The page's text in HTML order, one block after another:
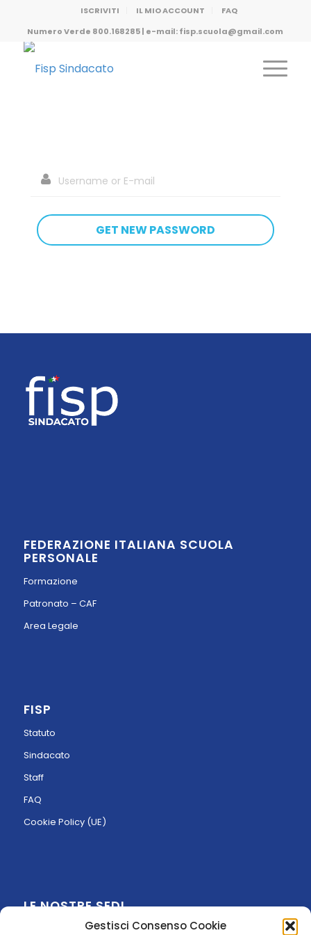
Gestisci Consenso Cookie
ISCRIVITI IL MIO ACCOUNT
FAQ
Numero Verde 800.168285 | e-mail: fisp.scuola@gmail.com
FEDERAZIONE ITALIANA SCUOLA
PERSONALE
Formazione
Patronato – CAF
Area Legale
FISP
Statuto
Sindacato
Staff
FAQ
Cookie Policy (UE)
LE NOSTRE SEDI
Via Gabriele D’Annunzio, 20/A